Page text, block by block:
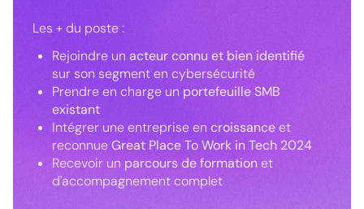
Les + du poste :
Rejoindre un acteur connu et bien identifié
sur son segment en cybersécurité
Prendre en charge un portefeuille SMB
existant
Intégrer une entreprise en croissanceet
reconnueGreat Place To Work in Tech 2024
Recevoir un parcours de formationet
d'accompagnement complet